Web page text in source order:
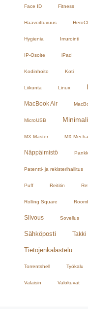
Face ID Fitness
Haavoittuvuus
Hygienia Imurointi
IP-Osoite iPad
Kodinhoito Koti
Liikunta Linux
MacBook Air
MicroUSB
MX Master MX
Näppäimistö
Patentti- ja rekisterihallitus
Puff Reititin
Rolling Square
Siivous Sovellus
Sähköposti Takki
Tietojenkalastelu
Torrentshell Työkalu
Valaisin Valokuvat